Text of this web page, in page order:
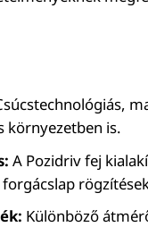
környezetben is.
A Pozidriv fej
Különböző